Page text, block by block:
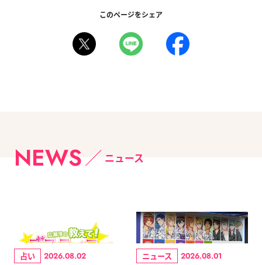
このページをシェア
NEWS ニュース
占い 2026.08.02 ニュース 2026.08.01